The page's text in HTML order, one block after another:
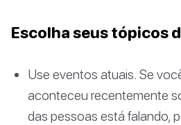
Escolha seus tópicos
Use eventos atuais. Se
aconteceu recentemente
das pessoas está falando,